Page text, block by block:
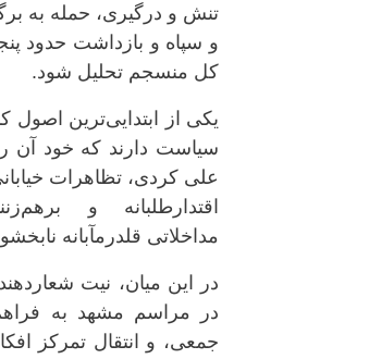
تنش و درگیری، حمله به
و سپاه و بازداشت حدود
کل منسجم تحلیل شود.
یکی از ابتدایی‌ترین
سیاست دارند که خود آن
علی کردی، تظاهرات
اقتدارطلبانه و
مداخلاتی قلدرمآبانه
در این میان، نیت
در مراسم مشهد به
جمعی، و انتقال تمرکز